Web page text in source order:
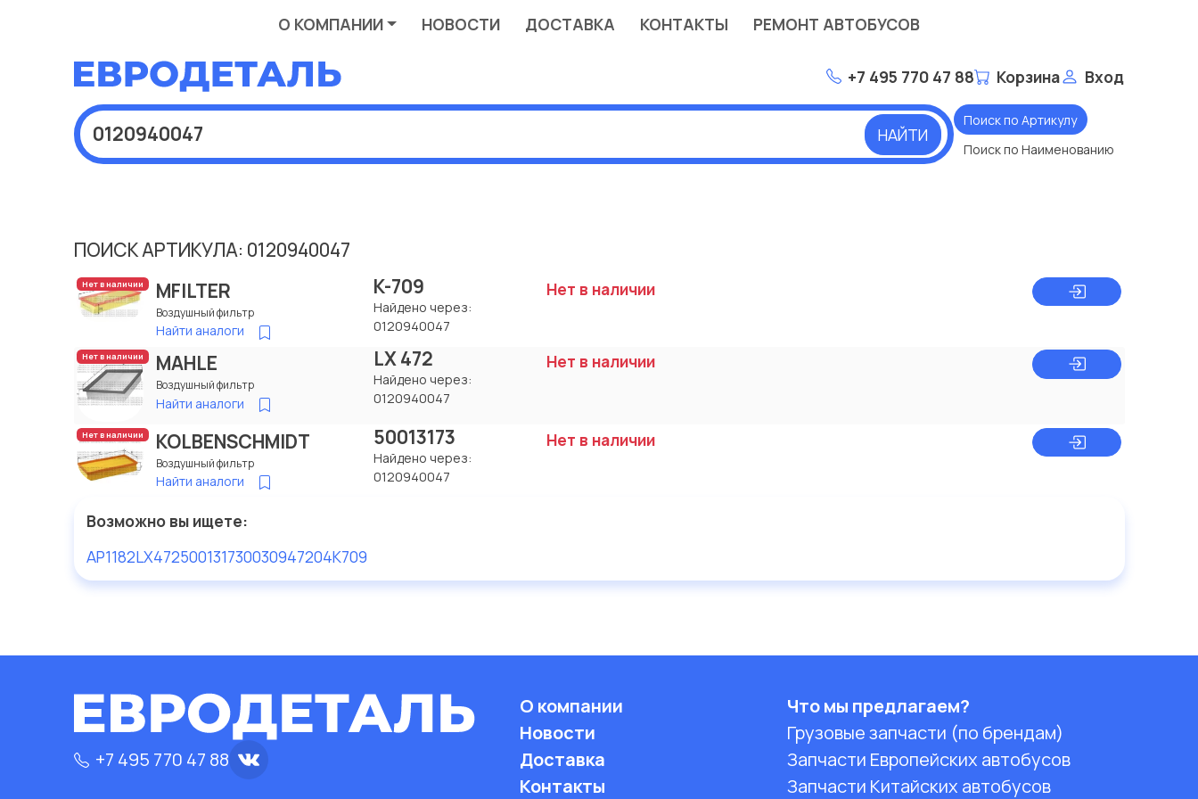
О КОМПАНИИ НОВОСТИ ДОСТАВКА КОНТАКТЫ РЕМОНТ АВТОБУСОВ
+7 495 770 47 88 Корзина Вход
НАЙТИ
Поиск по Артикулу
Поиск по Наименованию
ПОИСК АРТИКУЛА: 0120940047
Нет в наличии MFILTER
Воздушный фильтр
Найти аналоги
K-709
Найдено через:
0120940047
Нет в наличии
Нет в наличии MAHLE
Воздушный фильтр
Найти аналоги
LX 472
Найдено через:
0120940047
Нет в наличии
Нет в наличии KOLBENSCHMIDT
Воздушный фильтр
Найти аналоги
50013173
Найдено через:
0120940047
Нет в наличии
Возможно вы ищете:
AP1182LX472500131730030947204K709
+7 495 770 47 88
О компании
Новости
Доставка
Контакты
Что мы предлагаем?
Грузовые запчасти (по брендам)
Запчасти Европейских автобусов
Запчасти Китайских автобусов